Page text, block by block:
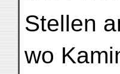
Stellen
wo